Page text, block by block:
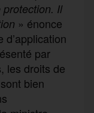
Il
» énonce
d’application
par
les droits de
bien